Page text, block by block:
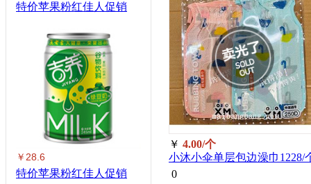
特价苹果粉红佳人促销
￥28.6
特价苹果粉红佳人促销
￥ 4.00/个
小沐小伞单层包边澡巾1228/
0